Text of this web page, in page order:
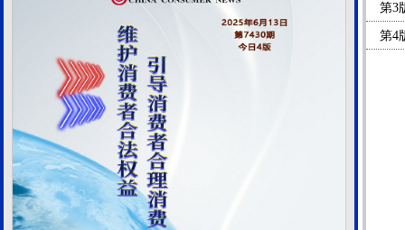
第3
第4